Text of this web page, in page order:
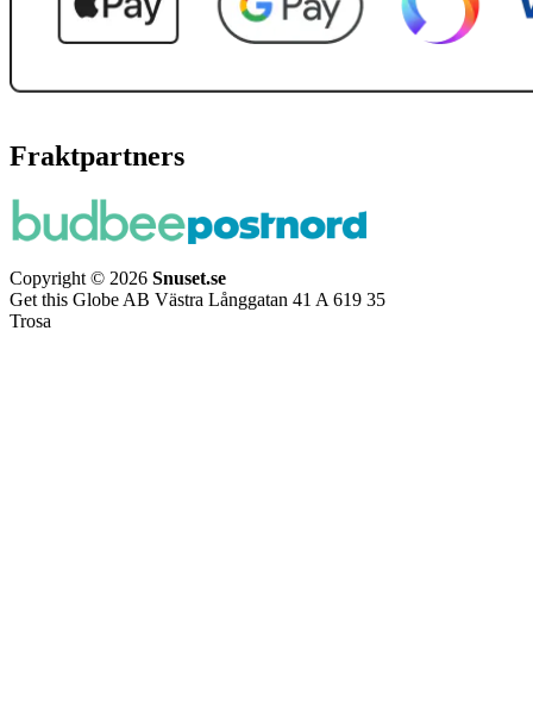
Fraktpartners
Copyright © 2026 Snuset.se
Get this Globe AB Västra Långgatan 41 A 619 35
Trosa